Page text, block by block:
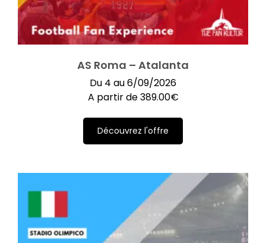
AS Roma – Atalanta
Du 4 au 6/09/2026
A partir de389.00€
Découvrez l'offre